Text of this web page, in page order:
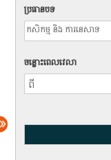
ប្រធានបទ
ចន្លោះពេលវេលា